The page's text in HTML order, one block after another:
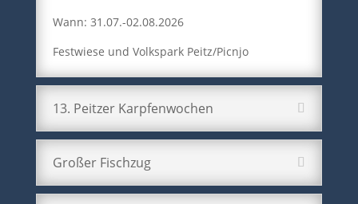
Wann: 31.07.-02.08.2026
Festwiese und Volkspark Peitz/Picnjo
13. Peitzer Karpfenwochen
Großer Fischzug